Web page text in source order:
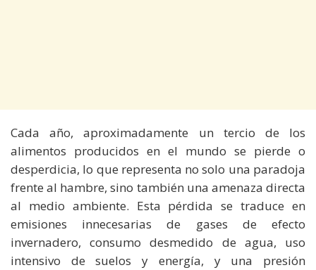
Cada año, aproximadamente un tercio de los
alimentos producidos en el mundo se pierde o
desperdicia, lo que representa no solo una paradoja
frente al hambre, sino también una amenaza directa
al medio ambiente. Esta pérdida se traduce en
emisiones innecesarias de gases de efecto
invernadero, consumo desmedido de agua, uso
intensivo de suelos y energía, y una presión